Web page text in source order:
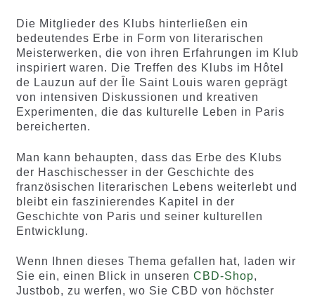
Die Mitglieder des Klubs hinterließen ein
bedeutendes Erbe in Form von literarischen
Meisterwerken, die von ihren Erfahrungen im Klub
inspiriert waren. Die Treffen des Klubs im Hôtel
de Lauzun auf der Île Saint Louis waren geprägt
von intensiven Diskussionen und kreativen
Experimenten, die das kulturelle Leben in Paris
bereicherten.
Man kann behaupten, dass das Erbe des Klubs
der Haschischesser in der Geschichte des
französischen literarischen Lebens weiterlebt und
bleibt ein faszinierendes Kapitel in der
Geschichte von Paris und seiner kulturellen
Entwicklung.
Wenn Ihnen dieses Thema gefallen hat, laden wir
Sie ein, einen Blick in unseren CBD-Shop,
Justbob, zu werfen, wo Sie CBD von höchster